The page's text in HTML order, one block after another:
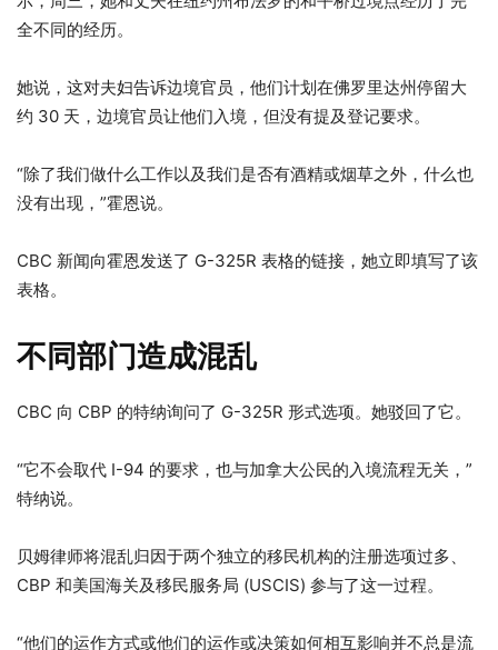
全不同的经历。
她说，这对夫妇告诉边境官员，他们计划在佛罗里达州停留大
约 30 天，边境官员让他们入境，但没有提及登记要求。
“除了我们做什么工作以及我们是否有酒精或烟草之外，什么也
没有出现，”霍恩说。
CBC 新闻向霍恩发送了 G-325R 表格的链接，她立即填写了该
表格。
不同部门造成混乱
CBC 向 CBP 的特纳询问了 G-325R 形式选项。她驳回了它。
“它不会取代 I-94 的要求，也与加拿大公民的入境流程无关，”
特纳说。
贝姆律师将混乱归因于两个独立的移民机构的注册选项过多
CBP 和美国海关及移民服务局 (USCIS) 参与了这一过程。
“他们的运作方式或他们的运作或决策如何相互影响并不总是流